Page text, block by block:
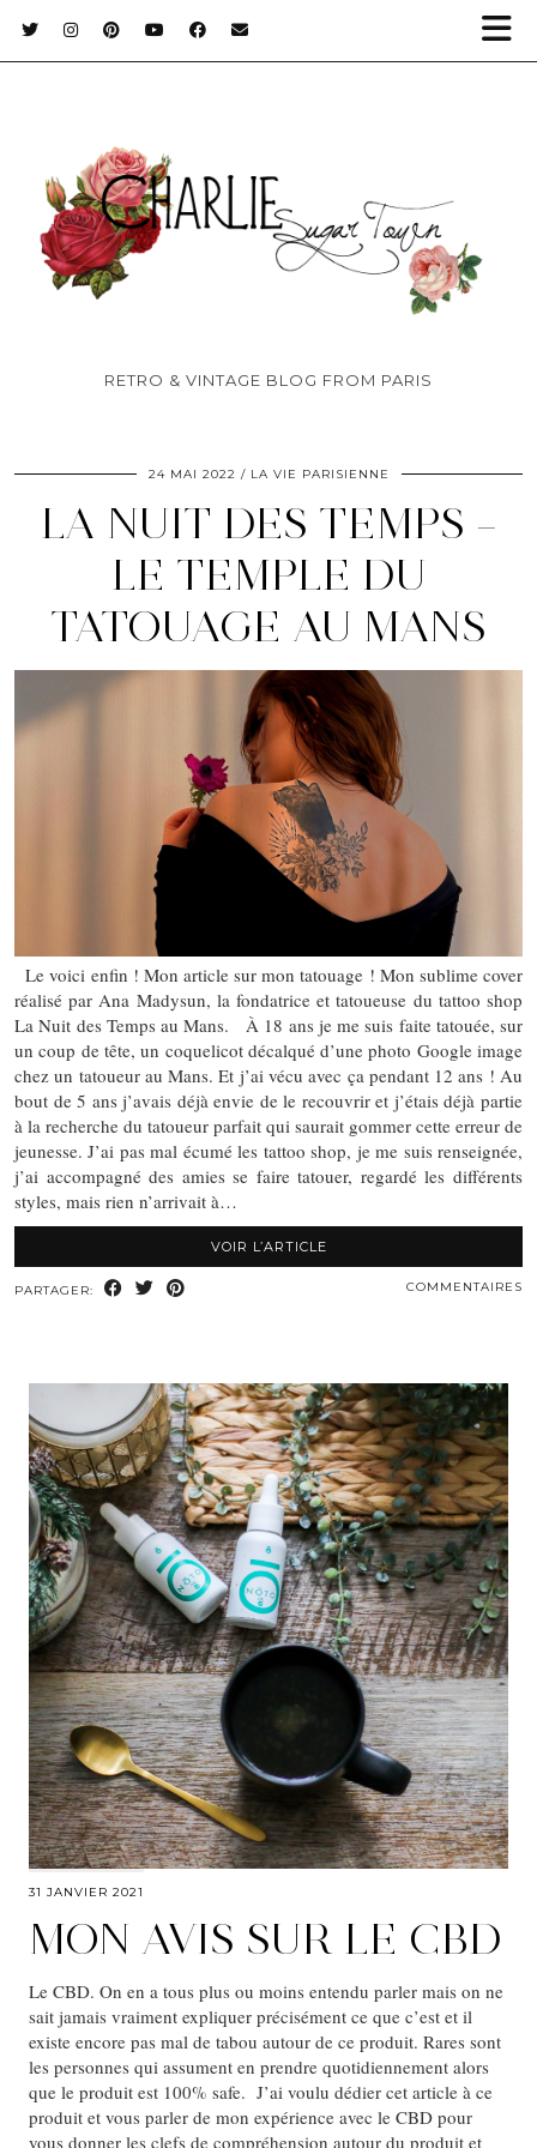
RETRO & VINTAGE BLOG FROM PARIS
24 MAI 2022 LA VIE PARISIENNE
LA NUIT DES TEMPS –
LE TEMPLE DU
TATOUAGE AU MANS
Le voici enfin ! Mon article sur mon tatouage ! Mon sublime cover
réalisé par Ana Madysun, la fondatrice et tatoueuse du tattoo shop
La Nuit des Temps au Mans. À 18 ans je me suis faite tatouée, sur
un coup de tête, un coquelicot décalqué d’une photo Google image
chez un tatoueur au Mans. Et j’ai vécu avec ça pendant 12 ans ! Au
bout de 5 ans j’avais déjà envie de le recouvrir et j’étais déjà partie
à la recherche du tatoueur parfait qui saurait gommer cette erreur de
jeunesse. J’ai pas mal écumé les tattoo shop, je me suis renseignée,
j’ai accompagné des amies se faire tatouer, regardé les différents
styles, mais rien n’arrivait à…
VOIR L’ARTICLE
PARTAGER: COMMENTAIRES
31 JANVIER 2021
MON AVIS SUR LE CBD
Le CBD. On en a tous plus ou moins entendu parler mais on ne
sait jamais vraiment expliquer précisément ce que c’est et il
existe encore pas mal de tabou autour de ce produit. Rares sont
les personnes qui assument en prendre quotidiennement alors
que le produit est 100% safe. J’ai voulu dédier cet article à ce
produit et vous parler de mon expérience avec le CBD pour
vous donner les clefs de compréhension autour du produit et